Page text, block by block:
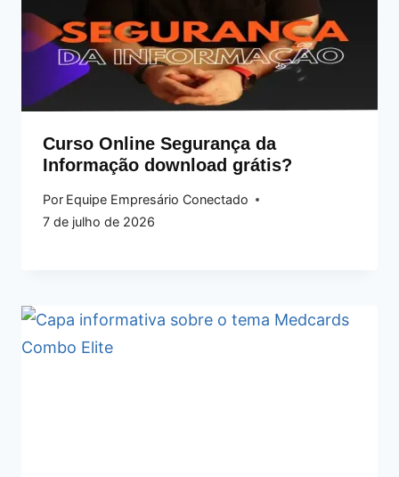
Curso Online Segurança da
Informação download grátis?
Por Equipe Empresário Conectado
7 de julho de 2026